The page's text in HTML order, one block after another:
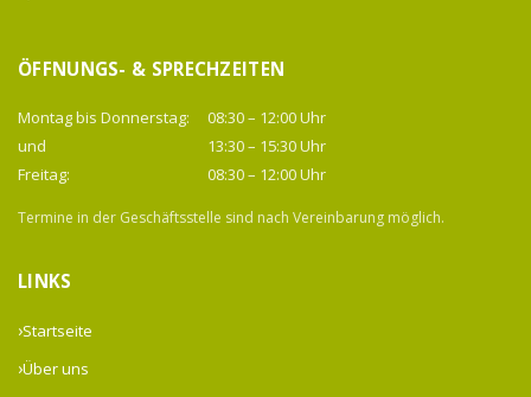
ÖFFNUNGS- & SPRECHZEITEN
Montag bis Donnerstag:
08:30 – 12:00 Uhr
und
13:30 – 15:30 Uhr
Freitag:
08:30 – 12:00 Uhr
Termine in der Geschäftsstelle sind nach Vereinbarung möglich.
LINKS
Startseite
Über uns